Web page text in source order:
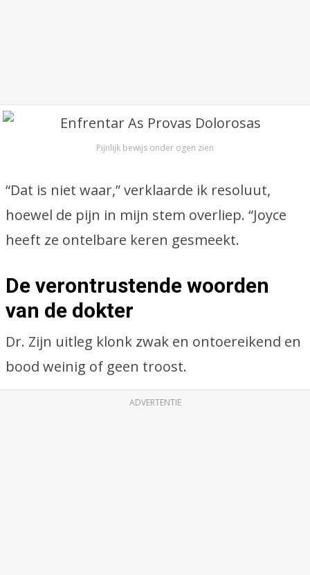
Pijnlijk bewijs onder ogen zien
“Dat is niet waar,” verklaarde ik resoluut,
hoewel de pijn in mijn stem overliep. “Joyce
heeft ze ontelbare keren gesmeekt.
De verontrustende woorden
van de dokter
Dr. Zijn uitleg klonk zwak en ontoereikend en
bood weinig of geen troost.
ADVERTENTIE